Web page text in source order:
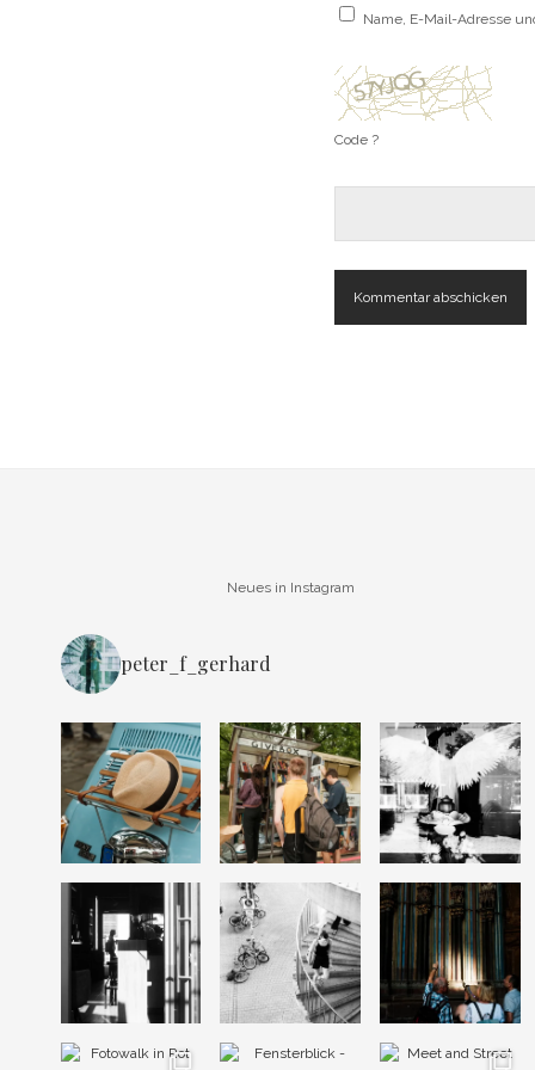
Name, E-Mail-Adresse
Code ?
Neues in Instagram
peter_f_gerhard